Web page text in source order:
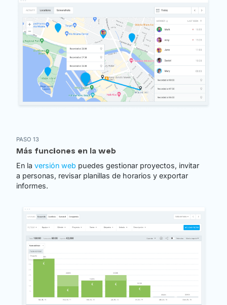
PASO 13
Más funciones en la web
En la versión web puedes gestionar proyectos, invitar
a personas, revisar planillas de horarios y exportar
informes.